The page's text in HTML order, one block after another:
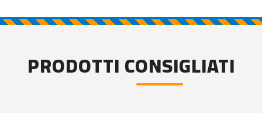
PRODOTTI CONSIGLIATI